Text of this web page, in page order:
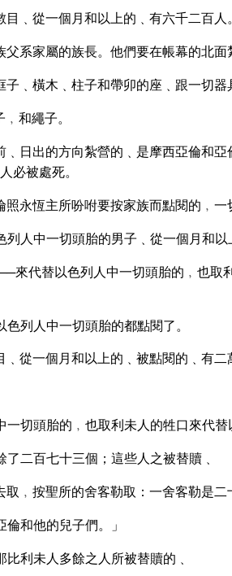
﹑從一個月和以上的﹑有六千二百人。
系家屬的族長。他們要在帳幕的北面
﹑橫木﹑柱子和帶卯的座﹑跟一切器
和繩子。
日出的方向紮營的﹑是摩西亞倫和
必被處死。
永恆主所吩咐要按家族而點閱的﹐一
人中一切頭胎的男子﹑從一個月和以
來代替以色列人中一切頭胎的﹐也取
列人中一切頭胎的都點閱了。
從一個月和以上的﹑被點閱的﹑有二
一切頭胎的﹐也取利未人的牲口來代
二百七十三個；這些人之被替贖﹑
﹐按聖所的舍客勒取：一舍客勒是二
和他的兒子們。」
利未人多餘之人所被替贖的﹑